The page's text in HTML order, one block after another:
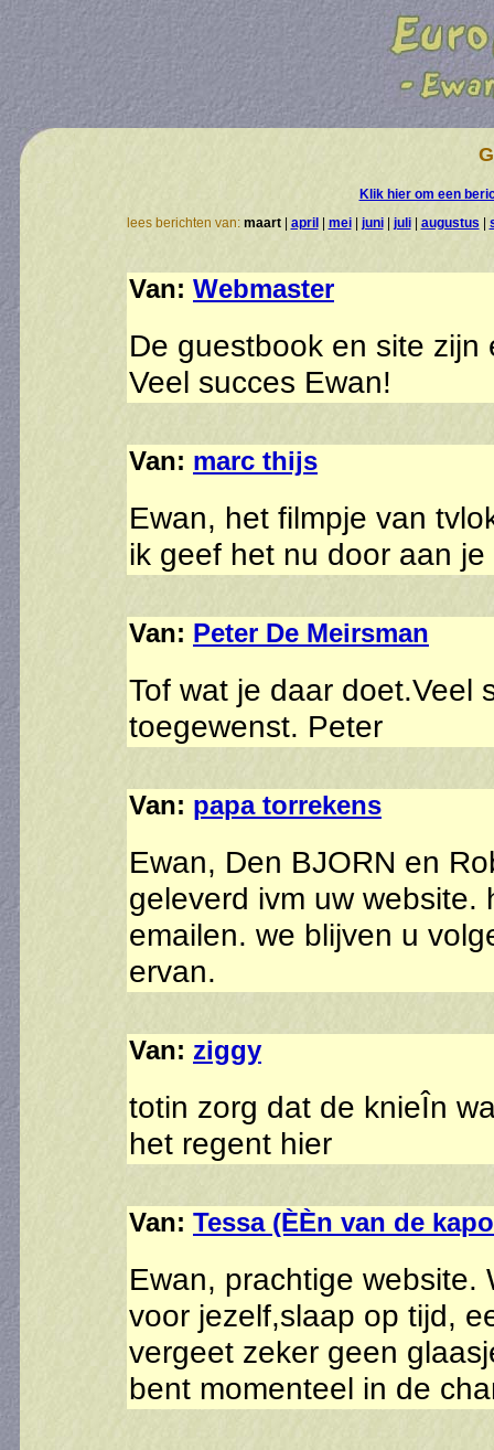
Klik hier om een
lees berichten van: maart| april mei| juni| juli| augustus|
Van: Webmaster
De guestbook en site zijn
Veel succes Ewan!
Van: marc thijs
Ewan, het filmpje van
ik geef het nu door aan
Van: Peter De Meirsman
Tof wat je daar doet.Veel
toegewenst. Peter
Van: papa torrekens
Ewan, Den BJORN en
geleverd ivm uw website.
emailen. we blijven u
ervan.
Van: ziggy
totin zorg dat de knieÎn
het regent hier
Van: Tessa (ÈÈn van de
Ewan, prachtige website.
voor jezelf,slaap op tijd,
vergeet zeker geen
bent momenteel in de